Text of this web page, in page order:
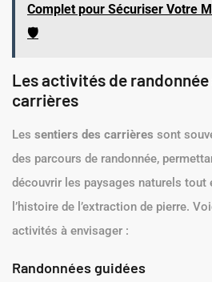
Complet pour Sécuriser Votre
🛡️
Les activités de
carrières
Les sentiers des carrières sont
des parcours de randonnée,
découvrir les paysages naturels tout
l’histoire de l’extraction de pierre.
activités à envisager :
Randonnées guidées